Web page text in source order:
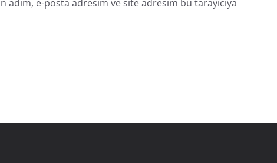
adım, e-posta adresim ve site adresim bu tarayıcıya